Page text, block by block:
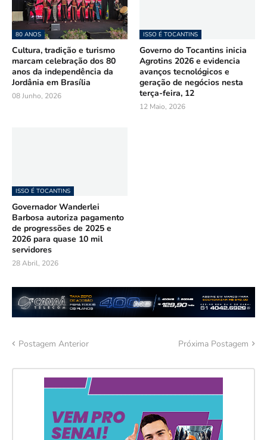
80 ANOS
Cultura, tradição e turismo
marcam celebração dos 80
anos da independência da
Jordânia em Brasília
08 Junho, 2026
ISSO É TOCANTINS
Governo do Tocantins inicia
Agrotins 2026 e evidencia
avanços tecnológicos e
geração de negócios nesta
terça-feira, 12
12 Maio, 2026
ISSO É TOCANTINS
Governador Wanderlei
Barbosa autoriza pagamento
de progressões de 2025 e
2026 para quase 10 mil
servidores
28 Abril, 2026
Postagem Anterior Próxima Postagem